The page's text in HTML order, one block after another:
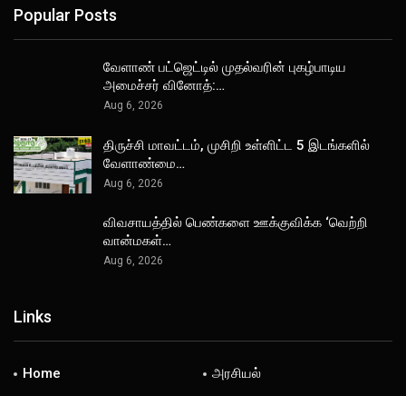
Popular Posts
வேளாண் பட்ஜெட்டில் முதல்வரின் புகழ்பாடிய
அமைச்சர் வினோத்:…
Aug 6, 2026
திருச்சி மாவட்டம், முசிறி உள்ளிட்ட 5 இடங்களில்
வேளாண்மை…
Aug 6, 2026
விவசாயத்தில் பெண்களை ஊக்குவிக்க ‘வெற்றி
வான்மகள்…
Aug 6, 2026
Links
Home
அரசியல்